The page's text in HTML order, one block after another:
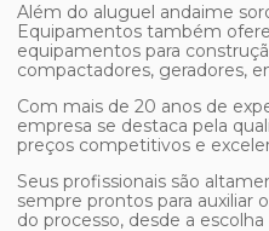
Além do aluguel andaime
Equipamentos também
equipamentos para
compactadores, geradores,
Com mais de 20 anos de
empresa se destaca pela
preços competitivos e
Seus profissionais são
sempre prontos para auxiliar
do processo, desde a